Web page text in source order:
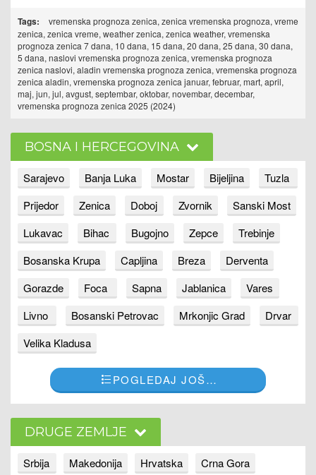
Tags:
vremenska prognoza zenica, zenica vremenska prognoza, vreme
zenica, zenica vreme, weather zenica, zenica weather, vremenska
prognoza zenica 7 dana, 10 dana, 15 dana, 20 dana, 25 dana, 30 dana,
5 dana, naslovi vremenska prognoza zenica, vremenska prognoza
zenica naslovi, aladin vremenska prognoza zenica, vremenska prognoza
zenica aladin, vremenska prognoza zenica januar, februar, mart, april,
maj, jun, jul, avgust, septembar, oktobar, novembar, decembar,
vremenska prognoza zenica 2025 (2024)
BOSNA I HERCEGOVINA
Sarajevo Banja Luka Mostar Bijeljina
Tuzla
Prijedor
Zenica Doboj Zvornik
Sanski Most
Lukavac
Bihac Bugojno Zepce
Trebinje
Bosanska Krupa
Capljina Breza
Derventa
Gorazde
Foca Sapna Jablanica
Vares
Livno
Bosanski Petrovac Mrkonjic Grad
Drvar
Velika Kladusa
POGLEDAJ JOŠ…
DRUGE ZEMLJE
Srbija Makedonija Hrvatska Crna Gora